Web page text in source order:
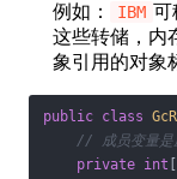
例如：
IBM 可
这些转储，内
象引用的对象
public class
// 成员变量是
private int